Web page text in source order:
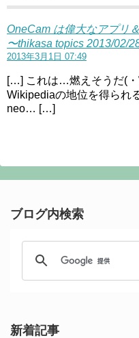
OneCam は偉大なアプリ
〜thikasa topics 2013/02/
2013年3月1日 07:49
[…] これは…燃えそうだ(
Wikipediaの地位を得られ
neo… […]
ブログ内検索
新着記事